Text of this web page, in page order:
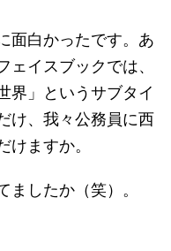
面白かったです。あ
ェイスブックでは、
界」というサブタイ
け、我々公務員に西
けますか。
ましたか（笑）。